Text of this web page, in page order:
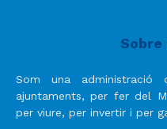
Som una
ajuntaments, per fer del
per viure, per invertir i per